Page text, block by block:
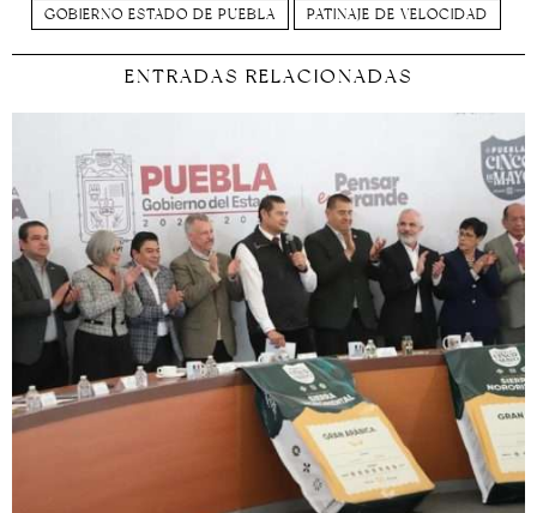
GOBIERNO ESTADO DE PUEBLA
PATINAJE DE VELOCIDAD
ENTRADAS RELACIONADAS